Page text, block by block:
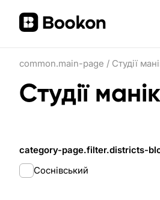
common.main-page / Студії
Студії
category-page.filter.districts-
Соснівський